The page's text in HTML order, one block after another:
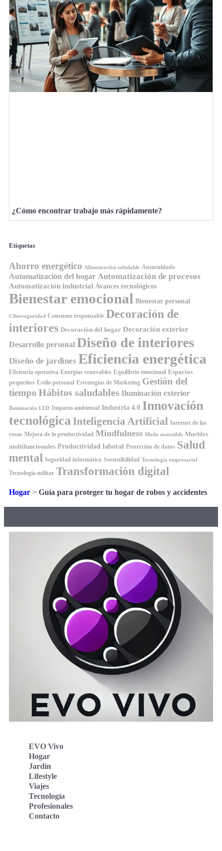
¿Cómo encontrar trabajo más rápidamente?
Etiquetas
Ahorro energético Alimentación saludable Autocuidado
Automatización del hogar Automatización de procesos
Automatización industrial Avances tecnológicos
Bienestar emocional Bienestar personal
Ciberseguridad Consumo responsable Decoración de
interiores Decoración del hogar Decoración exterior
Desarrollo personal Diseño de interiores
Diseño de jardines Eficiencia energética
Eficiencia operativa Energías renovables Equilibrio emocional Espacios
pequeños Estilo personal Estrategias de Marketing Gestión del
tiempo Hábitos saludables Iluminación exterior
Iluminación LED Impacto ambiental Industria 4.0 Innovación
tecnológica Inteligencia Artificial Internet de las
cosas Mejora de la productividad Mindfulness Moda sostenible Muebles
multifuncionales Productividad laboral Protección de datos Salud
mental Seguridad informática Sostenibilidad Tecnología empresarial
Tecnología militar Transformación digital
Hogar > Guía para proteger tu hogar de robos y accidentes
EVO Vivo
Hogar
Jardin
Lifestyle
Viajes
Tecnología
Profesionales
Contacto